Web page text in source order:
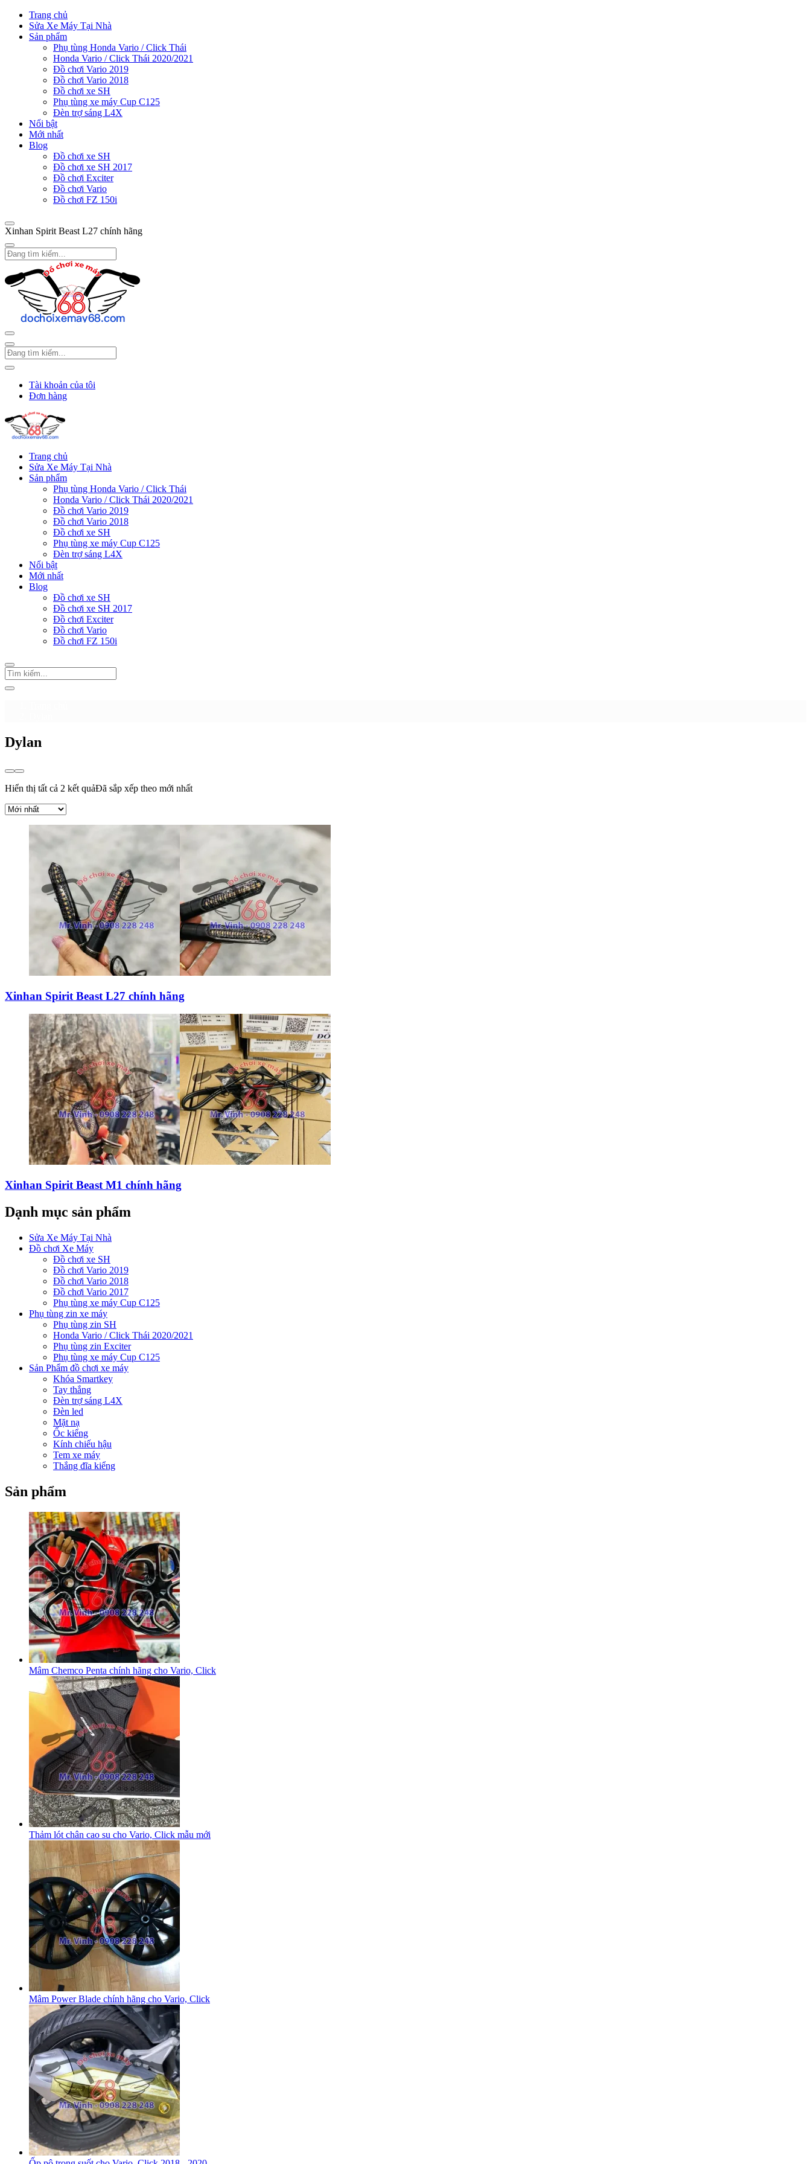
Trang chủ
Sửa Xe Máy Tại Nhà
Sản phẩm
Phụ tùng Honda Vario / Click Thái
Honda Vario / Click Thái 2020/2021
Đồ chơi Vario 2019
Đồ chơi Vario 2018
Đồ chơi xe SH
Phụ tùng xe máy Cup C125
Đèn trợ sáng L4X
Nổi bật
Mới nhất
Blog
Đồ chơi xe SH
Đồ chơi xe SH 2017
Đồ chơi Exciter
Đồ chơi Vario
Đồ chơi FZ 150i
Xinhan Spirit Beast L27 chính hãng
Tài khoản của tôi
Đơn hàng
Trang chủ
Sửa Xe Máy Tại Nhà
Sản phẩm
Phụ tùng Honda Vario / Click Thái
Honda Vario / Click Thái 2020/2021
Đồ chơi Vario 2019
Đồ chơi Vario 2018
Đồ chơi xe SH
Phụ tùng xe máy Cup C125
Đèn trợ sáng L4X
Nổi bật
Mới nhất
Blog
Đồ chơi xe SH
Đồ chơi xe SH 2017
Đồ chơi Exciter
Đồ chơi Vario
Đồ chơi FZ 150i
Dylan
Hiển thị tất cả 2 kết quảĐã sắp xếp theo mới nhất
Xinhan Spirit Beast L27 chính hãng
Xinhan Spirit Beast M1 chính hãng
Dạnh mục sản phẩm
Sửa Xe Máy Tại Nhà
Đồ chơi Xe Máy
Đồ chơi xe SH
Đồ chơi Vario 2019
Đồ chơi Vario 2018
Đồ chơi Vario 2017
Phụ tùng xe máy Cup C125
Phụ tùng zin xe máy
Phụ tùng zin SH
Honda Vario / Click Thái 2020/2021
Phụ tùng zin Exciter
Phụ tùng xe máy Cup C125
Sản Phẩm đồ chơi xe máy
Khóa Smartkey
Tay thắng
Đèn trợ sáng L4X
Đèn led
Mặt nạ
Ốc kiểng
Kính chiếu hậu
Tem xe máy
Thắng đĩa kiểng
Sản phẩm
Mâm Chemco Penta chính hãng cho Vario, Click
Thảm lót chân cao su cho Vario, Click mẫu mới
Mâm Power Blade chính hãng cho Vario, Click